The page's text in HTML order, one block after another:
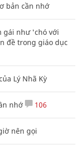
bản cần nhớ
gái như 'chó với
đề trong giáo dục
Lý Nhã Kỳ
nhớ 106
nên gọi